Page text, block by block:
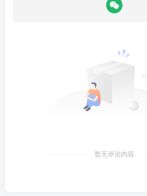
暂无评论内容